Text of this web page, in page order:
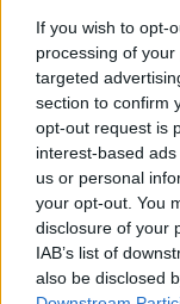
If you wish to opt-
processing of
targeted
section to confirm
opt-out request is
interest-based
us or personal
your opt-out. You
disclosure of your
IAB’s list of
also be disclosed
Σχετικά Άρθρα